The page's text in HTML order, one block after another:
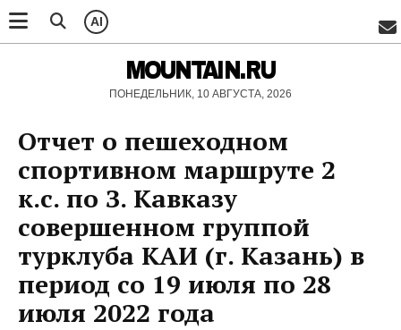
AI
MOUNTAIN.RU
ПОНЕДЕЛЬНИК, 10 АВГУСТА, 2026
Отчет о пешеходном
спортивном маршруте 2
к.с. по З. Кавказу
совершенном группой
турклуба КАИ (г. Казань) в
период со 19 июля по 28
июля 2022 года